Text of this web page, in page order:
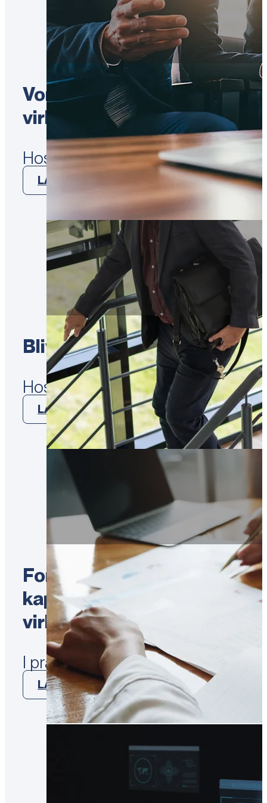
Vores mæglerteams: Et
virksomhedstransaktioner
Hos Virksomhedsbørsen har vi
LÆS MERE
Bliv en del af
Hos Virksomhedsbørsen har vi i
LÆS MERE
Forretningsparathed før
kapitalfremskaffelse, nye
virksomheden – seminar
I praksis begynder de fleste
LÆS MERE